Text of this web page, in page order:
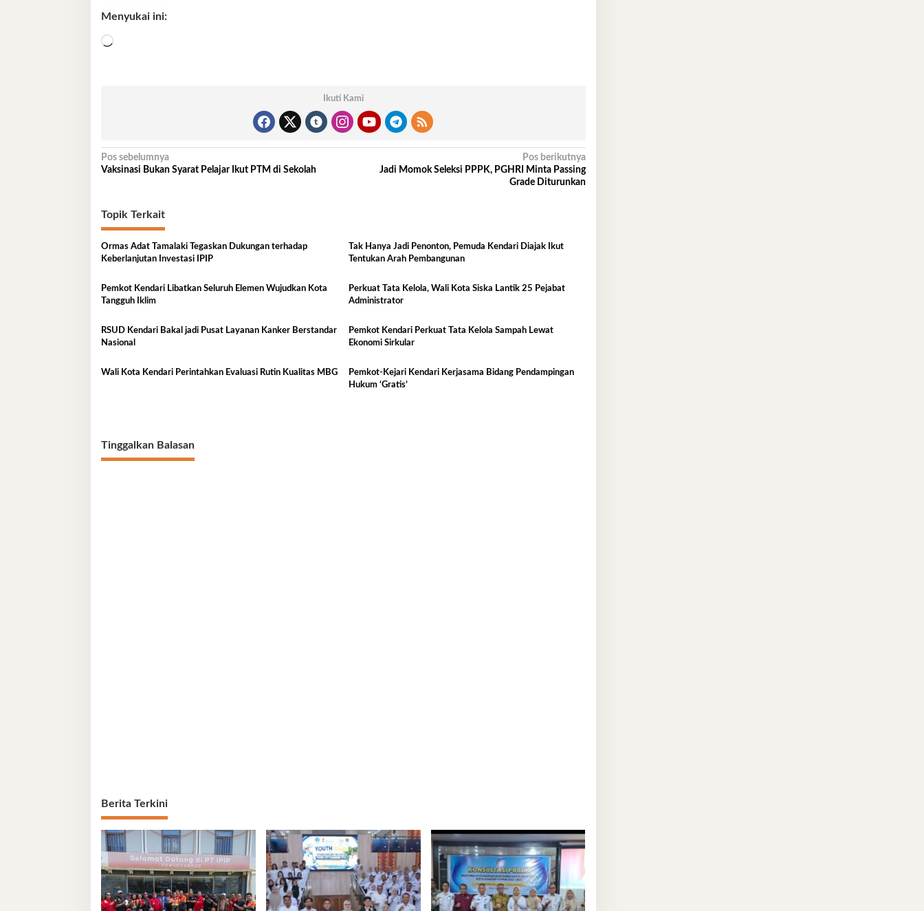
Menyukai ini:
Memuat...
Ikuti Kami
Navigasi
Pos sebelumnya
Vaksinasi Bukan Syarat Pelajar Ikut PTM di Sekolah
Pos berikutnya
Jadi Momok Seleksi PPPK, PGHRI Minta Passing
Grade Diturunkan
Topik Terkait
Ormas Adat Tamalaki Tegaskan Dukungan terhadap
Keberlanjutan Investasi IPIP
Tak Hanya Jadi Penonton, Pemuda Kendari Diajak Ikut
Tentukan Arah Pembangunan
Pemkot Kendari Libatkan Seluruh Elemen Wujudkan Kota
Tangguh Iklim
Perkuat Tata Kelola, Wali Kota Siska Lantik 25 Pejabat
Administrator
RSUD Kendari Bakal jadi Pusat Layanan Kanker Berstandar
Nasional
Pemkot Kendari Perkuat Tata Kelola Sampah Lewat
Ekonomi Sirkular
Wali Kota Kendari Perintahkan Evaluasi Rutin Kualitas MBG
Pemkot-Kejari Kendari Kerjasama Bidang Pendampingan
Hukum ‘Gratis’
Tinggalkan Balasan
Berita Terkini